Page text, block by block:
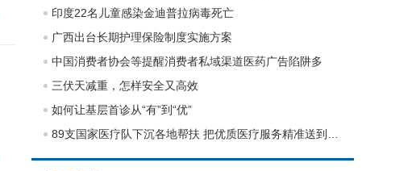
印度22名儿童感染金迪普拉病毒死亡
广西出台长期护理保险制度实施方案
中国消费者协会等提醒消费者私域渠道医药广告陷阱多
三伏天减重，怎样安全又高效
如何让基层首诊从“有”到“优”